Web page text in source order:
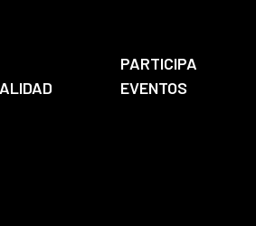
PARTICIPA
EVENTOS